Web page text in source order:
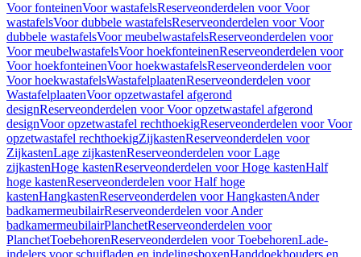
Voor fonteinenVoor wastafelsReserveonderdelen voor Voor
wastafelsVoor dubbele wastafelsReserveonderdelen voor Voor
dubbele wastafelsVoor meubelwastafelsReserveonderdelen voor
Voor meubelwastafelsVoor hoekfonteinenReserveonderdelen voor
Voor hoekfonteinenVoor hoekwastafelsReserveonderdelen voor
Voor hoekwastafelsWastafelplaatenReserveonderdelen voor
WastafelplaatenVoor opzetwastafel afgerond
designReserveonderdelen voor Voor opzetwastafel afgerond
designVoor opzetwastafel rechthoekigReserveonderdelen voor Voor
opzetwastafel rechthoekigZijkastenReserveonderdelen voor
ZijkastenLage zijkastenReserveonderdelen voor Lage
zijkastenHoge kastenReserveonderdelen voor Hoge kastenHalf
hoge kastenReserveonderdelen voor Half hoge
kastenHangkastenReserveonderdelen voor HangkastenAnder
badkamermeubilairReserveonderdelen voor Ander
badkamermeubilairPlanchetReserveonderdelen voor
PlanchetToebehorenReserveonderdelen voor ToebehorenLade-
indelers voor schuifladen en indelingsboxenHanddoekhouders en